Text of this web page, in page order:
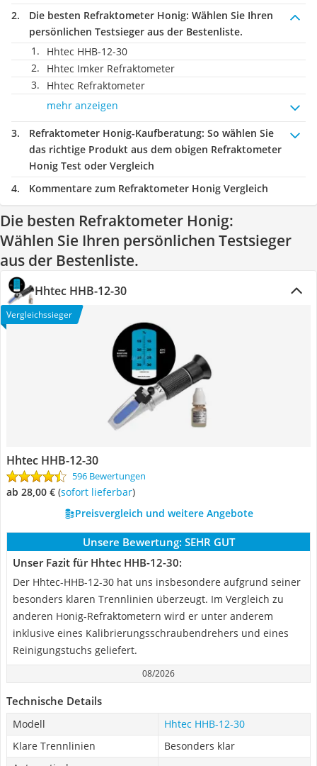
Die besten Refraktometer Honig: Wählen Sie Ihren
persönlichen Testsieger aus der Bestenliste.
Hhtec HHB-12-30
Hhtec Imker Refraktometer
Hhtec Refraktometer
mehr anzeigen
Refraktometer Honig-Kaufberatung: So wählen Sie
das richtige Produkt aus dem obigen Refraktometer
Honig Test oder Vergleich
Kommentare zum Refraktometer Honig Vergleich
Die besten Refraktometer Honig:
Wählen Sie Ihren persönlichen Testsieger
aus der Bestenliste.
Hhtec HHB-12-30
Vergleichssieger
Hhtec HHB-12-30
596 Bewertungen
ab 28,00 € ( Sofort lieferbar)
Preisvergleich und weitere Angebote
Unsere Bewertung: SEHR GUT
Unser Fazit für Hhtec HHB-12-30:
Der Hhtec-HHB-12-30 hat uns insbesondere aufgrund seiner
besonders klaren Trennlinien überzeugt. Im Vergleich zu
anderen Honig-Refraktometern wird er unter anderem
inklusive eines Kalibrierungsschraubendrehers und eines
Reinigungstuchs geliefert.
08/2026
Technische Details
Modell
Hhtec HHB-12-30
Klare Trennlinien
Besonders klar